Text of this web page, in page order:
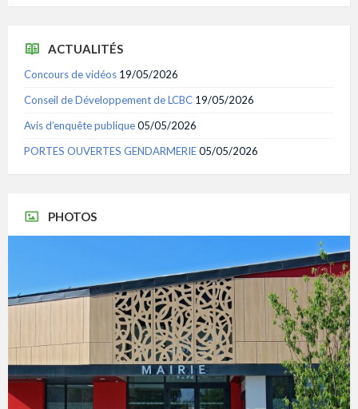
ACTUALITÉS
Concours de vidéos 19/05/2026
Conseil de Développement de LCBC 19/05/2026
Avis d’enquête publique05/05/2026
PORTES OUVERTES GENDARMERIE05/05/2026
PHOTOS